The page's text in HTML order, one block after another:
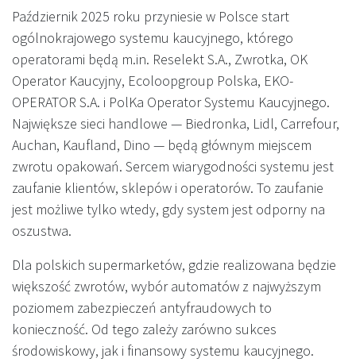
Październik 2025 roku przyniesie w Polsce start
ogólnokrajowego systemu kaucyjnego, którego
operatorami będą m.in. Reselekt S.A., Zwrotka, OK
Operator Kaucyjny, Ecoloopgroup Polska, EKO-
OPERATOR S.A. i PolKa Operator Systemu Kaucyjnego.
Największe sieci handlowe — Biedronka, Lidl, Carrefour,
Auchan, Kaufland, Dino — będą głównym miejscem
zwrotu opakowań. Sercem wiarygodności systemu jest
zaufanie klientów, sklepów i operatorów. To zaufanie
jest możliwe tylko wtedy, gdy system jest odporny na
oszustwa.
Dla polskich supermarketów, gdzie realizowana będzie
większość zwrotów, wybór automatów z najwyższym
poziomem zabezpieczeń antyfraudowych to
konieczność. Od tego zależy zarówno sukces
środowiskowy, jak i finansowy systemu kaucyjnego.